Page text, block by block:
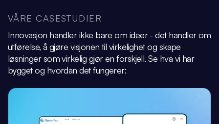
VÅRE CASESTUDIER
Innovasjon handler ikke bare om ideer - det handler om
utførelse, å gjøre visjonen til virkelighet og skape
løsninger som virkelig gjør en forskjell.Se hva vi har
bygget og hvordan det fungerer: